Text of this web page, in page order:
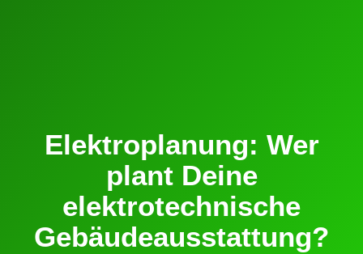
Elektroplanung: Wer
plant Deine
elektrotechnische
Gebäudeausstattung?